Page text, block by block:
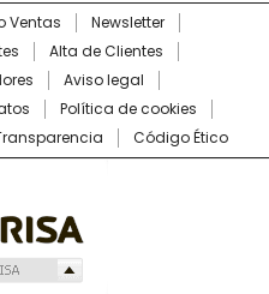
Ventas
Newsletter
Alta de Clientes
Aviso legal
Política de cookies
Código Ético